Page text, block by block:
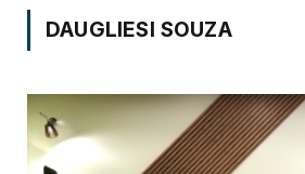
DAUGLIESI SOUZA